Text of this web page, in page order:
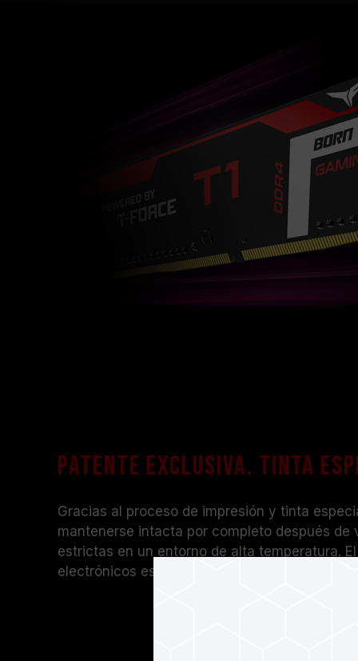
Patente exclusiva. Tinta
Gracias al proceso de impresión y tinta
mantenerse intacta por completo después de
estrictas en un entorno de alta temperatura.
electrónicos es atractivo y hace que los